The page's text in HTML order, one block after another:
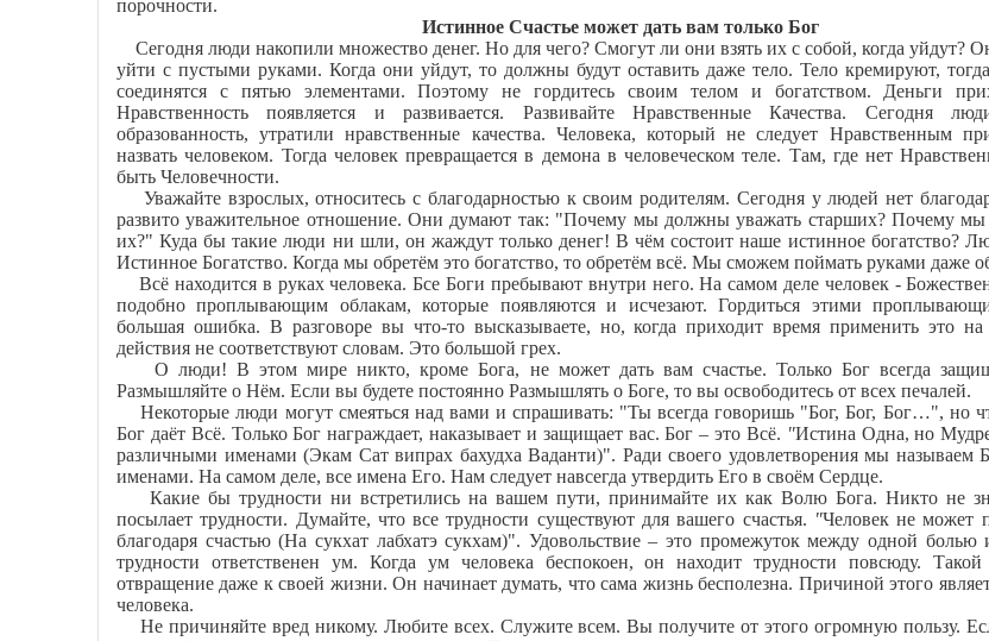
порочности.
Истинное Счастье может дать вам только Бог
Сегодня люди накопили множество денег. Но для чего? Смогут ли они взять их с собой, когда уйдут?
уйти с пустыми руками. Когда они уйдут, то должны будут оставить даже тело. Тело кремируют,
соединятся с пятью элементами. Поэтому не гордитесь своим телом и богатством. Деньги
Нравственность появляется и развивается. Развивайте Нравственные Качества. Сегодня
образованность, утратили нравственные качества. Человека, который не следует Нравственным
назвать человеком. Тогда человек превращается в демона в человеческом теле. Там, где нет
быть Человечности.
Уважайте взрослых, относитесь с благодарностью к своим родителям. Сегодня у людей нет
развито уважительное отношение. Они думают так: "Почему мы должны уважать старших? Почему
их?" Куда бы такие люди ни шли, он жаждут только денег! В чём состоит наше истинное богатство?
Истинное Богатство. Когда мы обретём это богатство, то обретём всё. Мы сможем поймать руками даже
Всё находится в руках человека. Бсе Боги пребывают внутри него. На самом деле человек -
подобно проплывающим облакам, которые появляются и исчезают. Гордиться этими
большая ошибка. В разговоре вы что-то высказываете, но, когда приходит время применить это
действия не соответствуют словам. Это большой грех.
О люди! В этом мире никто, кроме Бога, не может дать вам счастье. Только Бог всегда
Размышляйте о Нём. Если вы будете постоянно Размышлять о Боге, то вы освободитесь от всех печалей.
Некоторые люди могут смеяться над вами и спрашивать: "Ты всегда говоришь "Бог, Бог, Бог…", но
Бог даёт Всё. Только Бог награждает, наказывает и защищает вас. Бог – это Всё. "Истина Одна, но
различными именами (Экам Сат випрах бахудха Ваданти)". Ради своего удовлетворения мы называем
именами. На самом деле, все имена Его. Нам следует навсегда утвердить Его в своём Сердце.
Какие бы трудности ни встретились на вашем пути, принимайте их как Волю Бога. Никто не
посылает трудности. Думайте, что все трудности существуют для вашего счастья. "Человек не может
благодаря счастью (На сукхат лабхатэ сукхам)". Удовольствие – это промежуток между одной болью
трудности ответственен ум. Когда ум человека беспокоен, он находит трудности повсюду. Такой
отвращение даже к своей жизни. Он начинает думать, что сама жизнь бесполезна. Причиной этого
человека.
Не причиняйте вред никому. Любите всех. Служите всем. Вы получите от этого огромную пользу.